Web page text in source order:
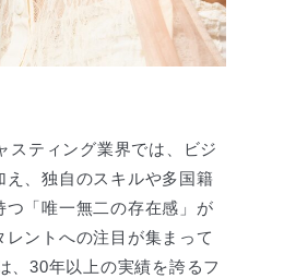
スティング業界では、ビジ
え、独自のスキルや多国籍
つ「唯一無二の存在感」が
レントへの注目が集まって
、30年以上の実績を誇るフ